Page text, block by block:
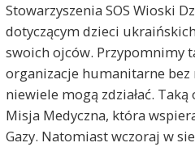
Stowarzyszenia SOS Wioski
dotyczącym dzieci
swoich ojców. Przypomnimy
organizacje humanitarne bez
niewiele mogą zdziałać.
Misja Medyczna, która
Gazy. Natomiast wczoraj w